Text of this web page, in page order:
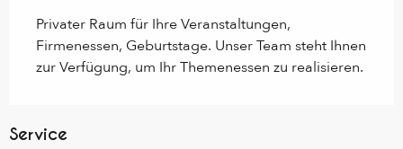
Privater Raum für Ihre Veranstaltungen,
Firmenessen, Geburtstage. Unser Team steht Ihnen
zur Verfügung, um Ihr Themenessen zu realisieren.
Service